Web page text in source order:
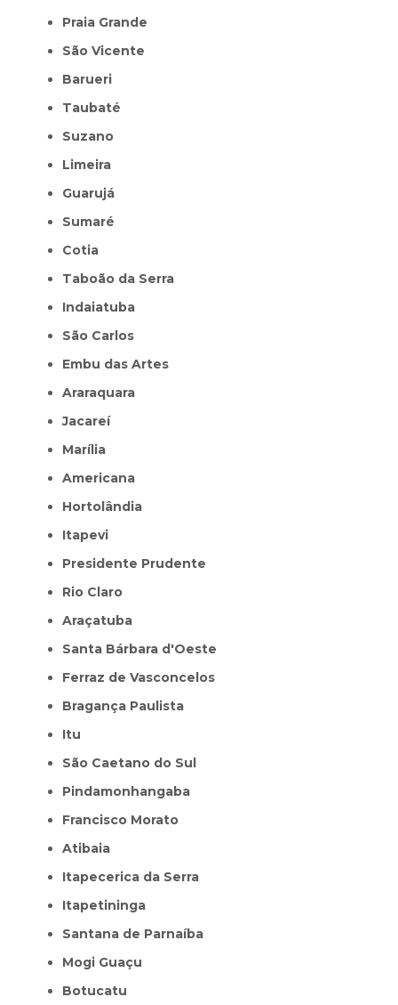
Praia Grande
São Vicente
Barueri
Taubaté
Suzano
Limeira
Guarujá
Sumaré
Cotia
Taboão da Serra
Indaiatuba
São Carlos
Embu das Artes
Araraquara
Jacareí
Marília
Americana
Hortolândia
Itapevi
Presidente Prudente
Rio Claro
Araçatuba
Santa Bárbara d'Oeste
Ferraz de Vasconcelos
Bragança Paulista
Itu
São Caetano do Sul
Pindamonhangaba
Francisco Morato
Atibaia
Itapecerica da Serra
Itapetininga
Santana de Parnaíba
Mogi Guaçu
Botucatu